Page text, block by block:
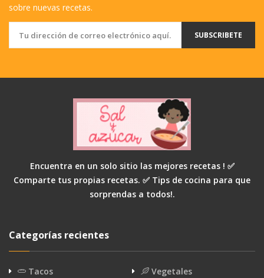
sobre nuevas recetas.
SUBSCRIBETE
Encuentra en un solo sitio las mejores recetas ! ✅
Comparte tus propias recetas. ✅ Tips de cocina para que
sorprendas a todos!.
Categorías recientes
Tacos
Vegetales